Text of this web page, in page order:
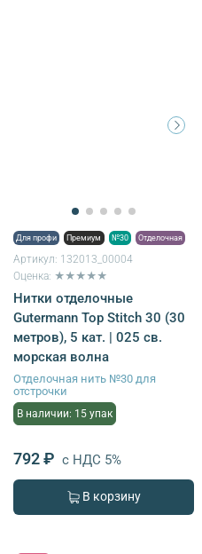
Для профи Премиум №30 Отделочная
Артикул: 132013_00004
Оценка: ★★★★★
Нитки отделочные
Gutermann Top Stitch 30 (30
метров), 5 кат. | 025 св.
морская волна
Отделочная нить №30 для
отстрочки
В наличии: 15 упак
792 ₽ с НДС 5%
В корзину